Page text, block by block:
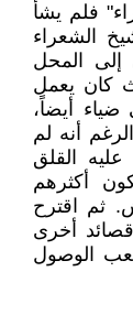
فلم يشأ
الشعراء
إلى المحل
كان يعمل
ضياء أيضاً،
أنه لم
القلق
أكثرهم
ثم اقترح
أخرى
الوصول